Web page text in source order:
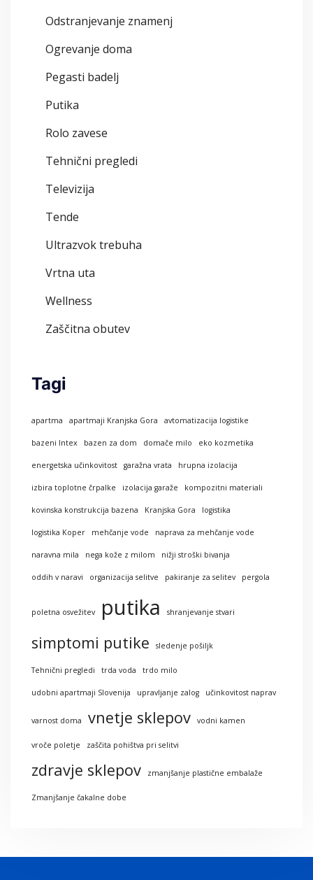
Odstranjevanje znamenj
Ogrevanje doma
Pegasti badelj
Putika
Rolo zavese
Tehnični pregledi
Televizija
Tende
Ultrazvok trebuha
Vrtna uta
Wellness
Zaščitna obutev
Tagi
apartma apartmaji Kranjska Gora avtomatizacija logistike
bazeni Intex bazen za dom domače milo eko kozmetika
energetska učinkovitost garažna vrata hrupna izolacija
izbira toplotne črpalke izolacija garaže kompozitni materiali
kovinska konstrukcija bazena Kranjska Gora logistika
logistika Koper mehčanje vode naprava za mehčanje vode
naravna mila nega kože z milom nižji stroški bivanja
oddih v naravi organizacija selitve pakiranje za selitev pergola
poletna osvežitev putika shranjevanje stvari
simptomi putike sledenje pošiljk
Tehnični pregledi trda voda trdo milo
udobni apartmaji Slovenija upravljanje zalog učinkovitost naprav
varnost doma vnetje sklepov vodni kamen
vroče poletje zaščita pohištva pri selitvi
zdravje sklepov zmanjšanje plastične embalaže
Zmanjšanje čakalne dobe